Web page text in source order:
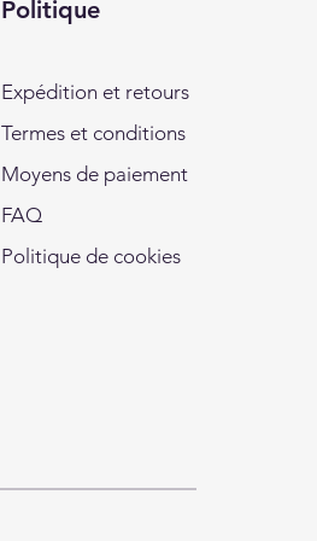
Politique
Expédition et retours
Termes et conditions
Moyens de paiement
FAQ
Politique de cookies